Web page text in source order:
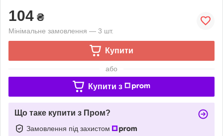
104 ₴
Мінімальне замовлення — 3 шт.
Купити
або
Купити з
Що таке купити з Пром?
Замовлення під захистом